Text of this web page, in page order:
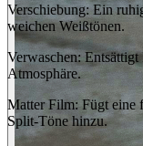
Verschiebung: Ein
weichen Weißtönen.
Verwaschen:
Atmosphäre.
Matter Film: Fügt eine
Split-Töne hinzu.